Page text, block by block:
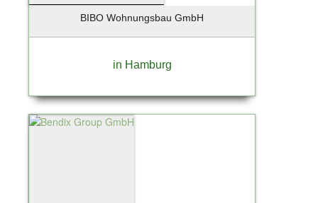
BIBO Wohnungsbau GmbH
in Hamburg